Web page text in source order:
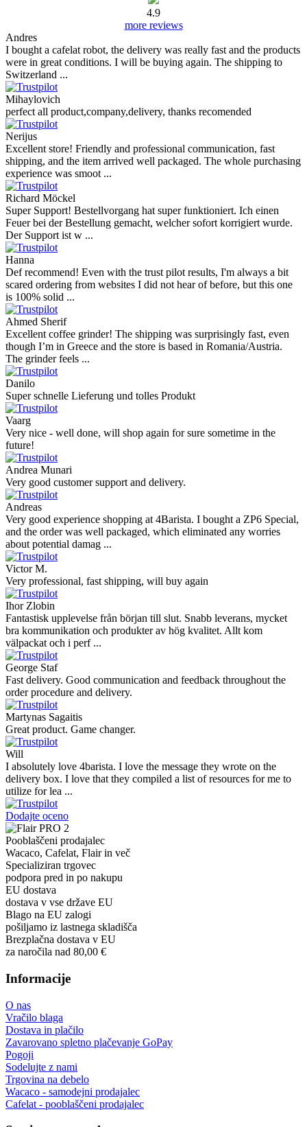
4.9
more reviews
Andres
I bought a cafelat robot, the delivery was really fast and the products
were in great conditions. I will be buying again. The shipping to
Switzerland ...
Mihaylovich
perfect all product,company,delivery, thanks recomended
Nerijus
Excellent store! Friendly and professional communication, fast
shipping, and the item arrived well packaged. The whole purchasing
experience was smoot ...
Richard Möckel
Super Support! Bestellvorgang hat super funktioniert. Ich einen
Feuer bei der Bestellung gemacht, welcher sofort korrigiert wurde.
Der Support ist w ...
Hanna
Def recommend! Even with the trust pilot results, I'm always a bit
scared ordering from websites I did not hear of before, but this one
is 100% solid ...
Ahmed Sherif
Excellent coffee grinder! The shipping was surprisingly fast, even
though I’m in Greece and the store is based in Romania/Austria.
The grinder feels ...
Danilo
Super schnelle Lieferung und tolles Produkt
Vaarg
Very nice - well done, will shop again for sure sometime in the
future!
Andrea Munari
Very good customer support and delivery.
Andreas
Very good experience shopping at 4Barista. I bought a ZP6 Special,
and the order was well packaged, which eliminated any worries
about potential damag ...
Victor M.
Very professional, fast shipping, will buy again
Ihor Zlobin
Fantastisk upplevelse från början till slut. Snabb leverans, mycket
bra kommunikation och produkter av hög kvalitet. Allt kom
välpackat och i perf ...
George Staf
Fast delivery. Good communication and feedback throughout the
order procedure and delivery.
Martynas Sagaitis
Great product. Game changer.
Will
I absolutely love 4barista. I love the message they wrote on the
delivery box. I love that they compiled a list of resources for me to
utilize for lea ...
Dodajte oceno
Pooblaščeni prodajalec
Wacaco, Cafelat, Flair in več
Specializiran trgovec
podpora pred in po nakupu
EU dostava
dostava v vse države EU
Blago na EU zalogi
pošiljamo iz lastnega skladišča
Brezplačna dostava v EU
za naročila nad 80,00 €
Informacije
O nas
Vračilo blaga
Dostava in plačilo
Zavarovano spletno plačevanje GoPay
Pogoji
Sodelujte z nami
Trgovina na debelo
Wacaco - samodejni prodajalec
Cafelat - pooblaščeni prodajalec